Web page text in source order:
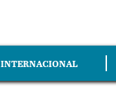
INTERNACIONAL